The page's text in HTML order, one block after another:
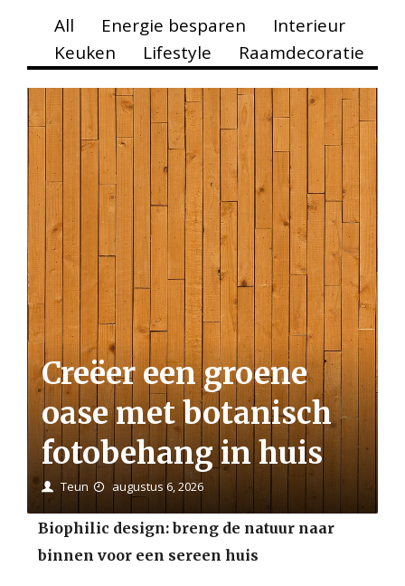
All Energie besparen
Interieur
Keuken
Lifestyle Raamdecoratie
Creëer een groene
oase met botanisch
fotobehang in huis
Teun augustus 6, 2026
Biophilic design: breng de natuur naar
binnen voor een sereen huis